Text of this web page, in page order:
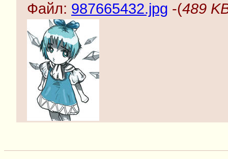
Файл: 987665432.jpg -(489